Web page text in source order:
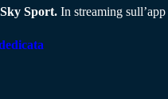
Sky Sport. In streaming sull’app